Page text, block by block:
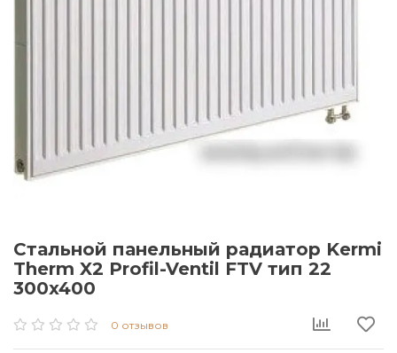
Стальной панельный радиатор Kermi
Therm X2 Profil-Ventil FTV тип 22
300x400
0 отзывов